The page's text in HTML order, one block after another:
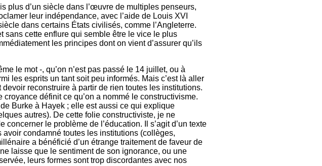
plus d’un siècle dans l’œuvre de multiples penseurs,
leur indépendance, avec l’aide de Louis XVI
dans certains États civilisés, comme l’Angleterre.
cette enflure qui semble être le vice le plus
les principes dont on vient d’assurer qu’ils
le mot -, qu’on n’est pas passé le 14 juillet, ou à
les esprits un tant soit peu informés. Mais c’est là aller
reconstruire à partir de rien toutes les institutions.
définit ce qu’on a nommé le constructivisme.
Burke à Hayek ; elle est aussi ce qui explique
autres). De cette folie constructiviste, je ne
le problème de l’éducation. Il s’agit d’un texte
condamné toutes les institutions (collèges,
a bénéficié d’un étrange traitement de faveur de
laisse que le sentiment de son ignorance, ou une
leurs formes sont trop discordantes avec nos